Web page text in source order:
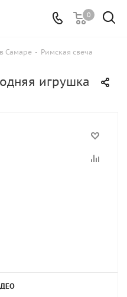
0
Самаре - Римская свеча
игрушка